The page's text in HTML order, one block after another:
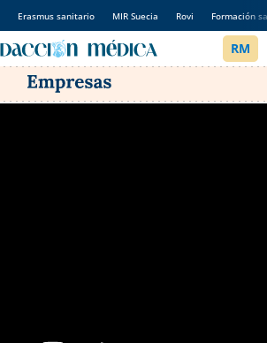
Erasmus sanitario MIR Suecia Rovi Formación